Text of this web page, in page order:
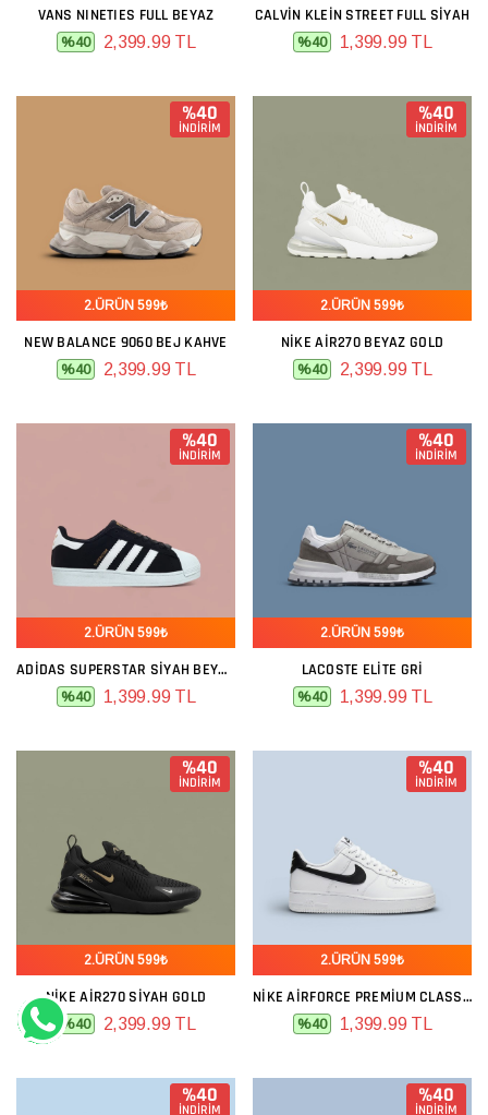
VANS NINETIES FULL BEYAZ
%40 2,399.99 TL
CALVIN KLEIN STREET FULL SIYAH
%40 1,399.99 TL
%40
İNDİRİM
2.ÜRÜN 599₺
NEW BALANCE 9060 BEJ KAHVE
%40 2,399.99 TL
%40
İNDİRİM
2.ÜRÜN 599₺
NIKE AIR270 BEYAZ GOLD
%40 2,399.99 TL
%40
İNDİRİM
2.ÜRÜN 599₺
ADIDAS SUPERSTAR SIYAH BEYAZ NUBUK
%40 1,399.99 TL
%40
İNDİRİM
2.ÜRÜN 599₺
LACOSTE ELITE GRI
%40 1,399.99 TL
%40
İNDİRİM
2.ÜRÜN 599₺
NIKE AIR270 SIYAH GOLD
%40 2,399.99 TL
%40
İNDİRİM
2.ÜRÜN 599₺
NIKE AIRFORCE PREMIUM CLASSIC BEYAZ SIYAH
%40 1,399.99 TL
%40
İNDİRİM
%40
İNDİRİM